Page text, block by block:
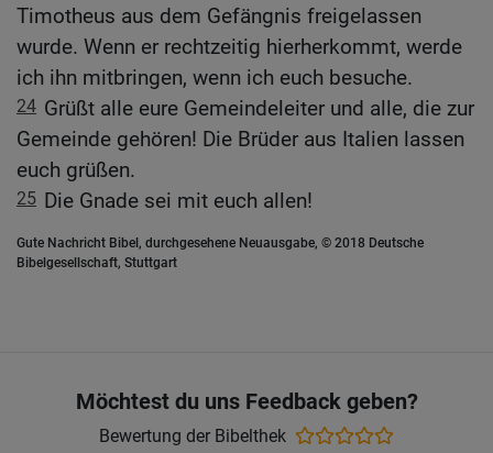
Timotheus aus dem Gefängnis freigelassen
wurde. Wenn er rechtzeitig hierherkommt, werde
ich ihn mitbringen, wenn ich euch besuche.
24 Grüßt alle eure Gemeindeleiter und alle, die zur
Gemeinde gehören! Die Brüder aus Italien lassen
euch grüßen.
25 Die Gnade sei mit euch allen!
Gute Nachricht Bibel, durchgesehene Neuausgabe, © 2018 Deutsche
Bibelgesellschaft, Stuttgart
Möchtest du uns Feedback geben?
Bewertung der Bibelthek